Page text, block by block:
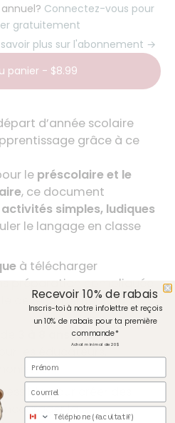
Connectez-vous pour
gratuitement
savoir plus sur l'abonnement →
panier - $8.99
d’année scolaire
grâce à ce
le préscolaire et le
, ce document
activités simples, ludiques
le langage en classe
à télécharger
préparation compliquée
le développement du
pour créer des
la
Recevoir 10% de rabais
Inscris-toi à notre infolettre et reçois
un 10% de rabais pour ta première
commande*
Achat minimal de 20$
Prénom
Courriel
Téléphone